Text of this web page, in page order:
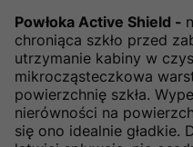
Powłoka Active Shield -
chroniąca szkło przed
utrzymanie kabiny w
mikrocząsteczkowa
powierzchnię szkła.
nierówności na
się ono idealnie gładkie.